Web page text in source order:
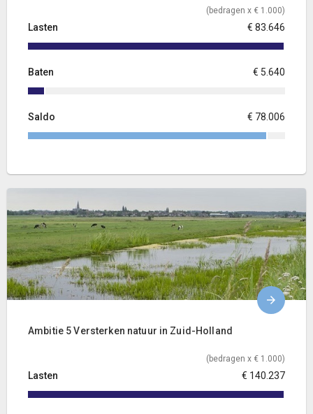
(bedragen x € 1.000)
Lasten € 83.646
Baten € 5.640
Saldo € 78.006
Ambitie 5 Versterken natuur in Zuid-Holland
(bedragen x € 1.000)
Lasten € 140.237